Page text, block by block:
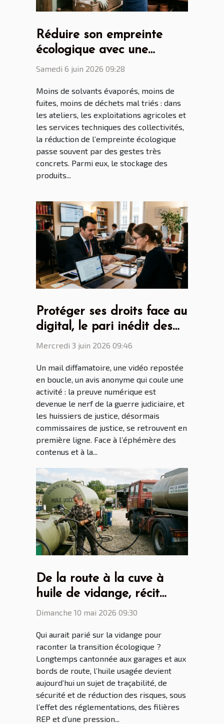
Réduire son empreinte
écologique avec une
armoire phytosanitaire
Samedi 6 juin 2026 09:28
Moins de solvants évaporés, moins de
fuites, moins de déchets mal triés : dans
les ateliers, les exploitations agricoles et
les services techniques des collectivités,
la réduction de l’empreinte écologique
passe souvent par des gestes très
concrets. Parmi eux, le stockage des
produits...
Protéger ses droits face au
digital, le pari inédit des
huissiers de justice
Mercredi 3 juin 2026 09:46
Un mail diffamatoire, une vidéo repostée
en boucle, un avis anonyme qui coule une
activité : la preuve numérique est
devenue le nerf de la guerre judiciaire, et
les huissiers de justice, désormais
commissaires de justice, se retrouvent en
première ligne. Face à l’éphémère des
contenus et à la...
De la route à la cuve à
huile de vidange, récit
d'une mutation écologique
Dimanche 10 mai 2026 09:30
Qui aurait parié sur la vidange pour
raconter la transition écologique ?
Longtemps cantonnée aux garages et aux
bords de route, l’huile usagée devient
aujourd’hui un sujet de traçabilité, de
sécurité et de réduction des risques, sous
l’effet des réglementations, des filières
REP et d’une pression...